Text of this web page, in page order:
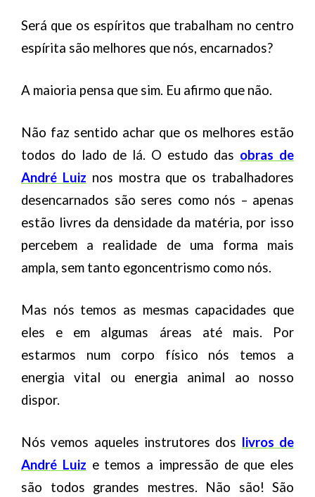
Será que os espíritos que trabalham no centro
espírita são melhores que nós, encarnados?
A maioria pensa que sim. Eu afirmo que não.
Não faz sentido achar que os melhores estão
todos do lado de lá. O estudo das obras de
André Luiz nos mostra que os trabalhadores
desencarnados são seres como nós – apenas
estão livres da densidade da matéria, por isso
percebem a realidade de uma forma mais
ampla, sem tanto egoncentrismo como nós.
Mas nós temos as mesmas capacidades que
eles e em algumas áreas até mais. Por
estarmos num corpo físico nós temos a
energia vital ou energia animal ao nosso
dispor.
Nós vemos aqueles instrutores dos livros de
André Luiz e temos a impressão de que eles
são todos grandes mestres. Não são! São